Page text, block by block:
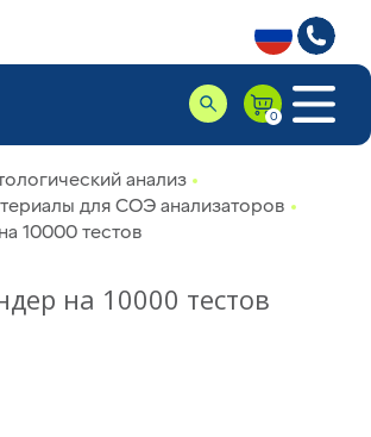
анализ
для СОЭ анализаторов
10000 тестов
на 10000 тестов